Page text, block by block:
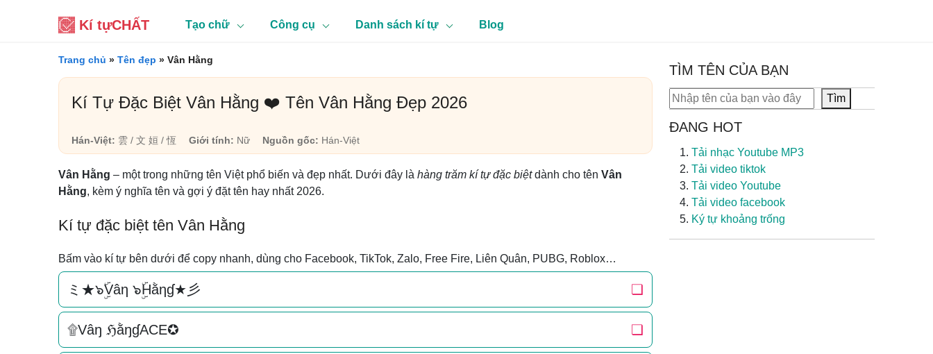
Kí tựCHẤT Tạo chữ Công cụ Danh sách kí tự Blog
Trang chủ » Tên đẹp » Vân Hằng
Kí Tự Đặc Biệt Vân Hằng ❤️ Tên Vân Hằng Đẹp 2026
Hán-Việt: 雲 / 文 姮 / 恆 Giới tính: Nữ Nguồn gốc: Hán-Việt
Vân Hằng – một trong những tên Việt phổ biến và đẹp nhất. Dưới đây là hàng trăm kí tự đặc biệtdành cho tên Vân
Hằng, kèm ý nghĩa tên và gợi ý đặt tên hay nhất 2026.
Kí tự đặc biệt tên Vân Hằng
Bấm vào kí tự bên dưới để copy nhanh, dùng cho Facebook, TikTok, Zalo, Free Fire, Liên Quân, PUBG, Roblox…
ミ★๖ۣۜVâη ๖ۣۜHằηɠ★彡 ❏
۩Vâŋ ℌằŋɠACE✪ ❏
TÌM TÊN CỦA BẠN
Tìm kiếm Tìm
ĐANG HOT
Tải nhạc Youtube MP3
Tải video tiktok
Tải video Youtube
Tải video facebook
Ký tự khoảng trống